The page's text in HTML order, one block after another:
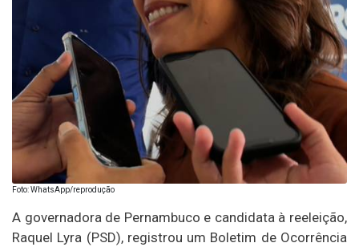
Foto: WhatsApp/reprodução
A governadora de Pernambuco e candidata à reeleição,
Raquel Lyra (PSD), registrou um Boletim de Ocorrência